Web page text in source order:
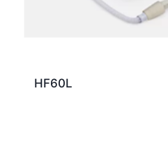
HF60L